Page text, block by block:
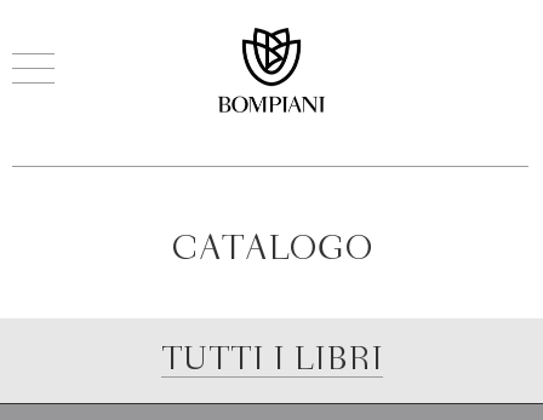
CATALOGO
TUTTI I LIBRI